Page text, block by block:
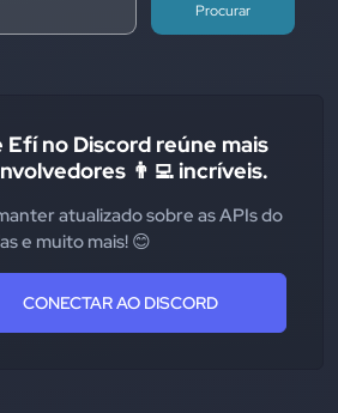
Procurar
Efí no Discord reúne mais
👨‍💻 incríveis.
atualizado sobre as APIs do
e muito mais! 😊
CONECTAR AO DISCORD